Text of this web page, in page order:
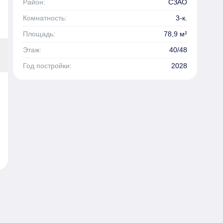
Район:
СЗАО
Комнатность:
3-к.
Площадь:
78,9 м²
Этаж:
40/48
Год постройки:
2028